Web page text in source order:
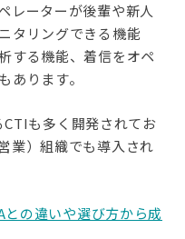
レーターが後輩や新人
タリングできる機能
する機能、着信をオペ
あります。
も多く開発されてお
業）組織でも導入され
との違いや選び方から成